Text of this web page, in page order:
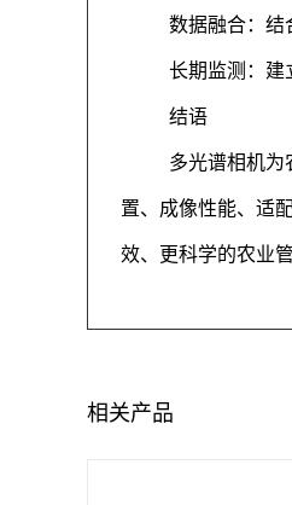
数据融合：结
长期监测：建
结语
多光谱相机为
置、成像性能、适
效、更科学的农业管
相关产品